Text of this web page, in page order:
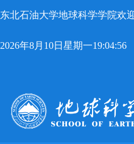
东北石油大学地球科学学院欢
2026年8月10日星期一19:04:56